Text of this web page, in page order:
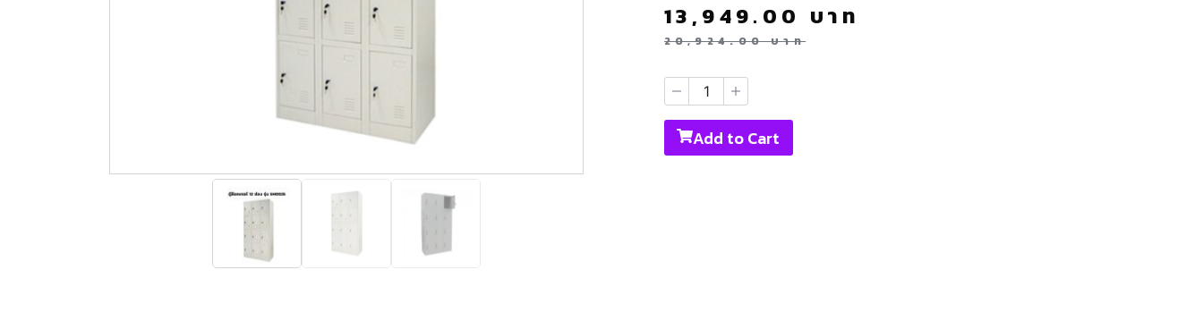
20,924.00บาท
13,949.00 บาท
Add to Cart